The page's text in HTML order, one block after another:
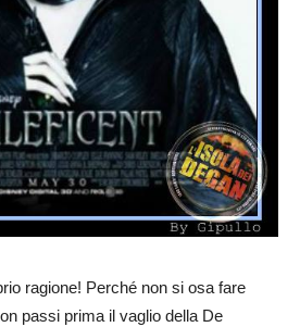
ragione! Perché non si osa fare
passi prima il vaglio della De